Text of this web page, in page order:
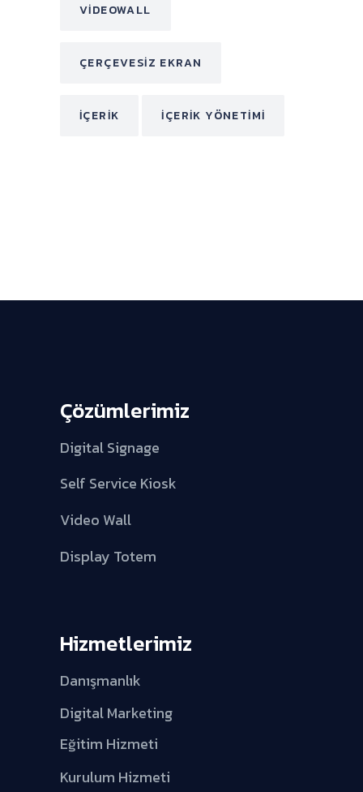
VIDEOWALL
ÇERÇEVESIZ EKRAN
İÇERIK İÇERIK YÖNETIMI
Çözümlerimiz
Digital Signage
Self Service Kiosk
Video Wall
Display Totem
Hizmetlerimiz
Danışmanlık
Digital Marketing
Eğitim Hizmeti
Kurulum Hizmeti